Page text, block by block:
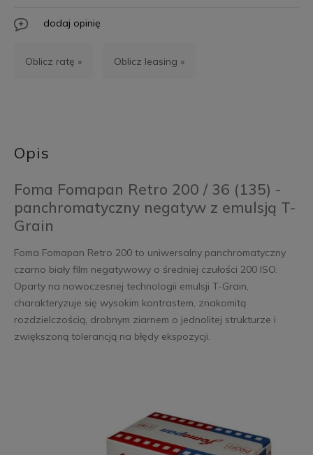
dodaj opinię
Oblicz ratę » Oblicz leasing »
Opis
Foma Fomapan Retro 200 / 36 (135) -
panchromatyczny negatyw z emulsją T-
Grain
Foma Fomapan Retro 200 to uniwersalny panchromatyczny
czarno biały film negatywowy o średniej czułości 200 ISO.
Oparty na nowoczesnej technologii emulsji T-Grain,
charakteryzuje się wysokim kontrastem, znakomitą
rozdzielczością, drobnym ziarnem o jednolitej strukturze i
zwiększoną tolerancją na błędy ekspozycji.